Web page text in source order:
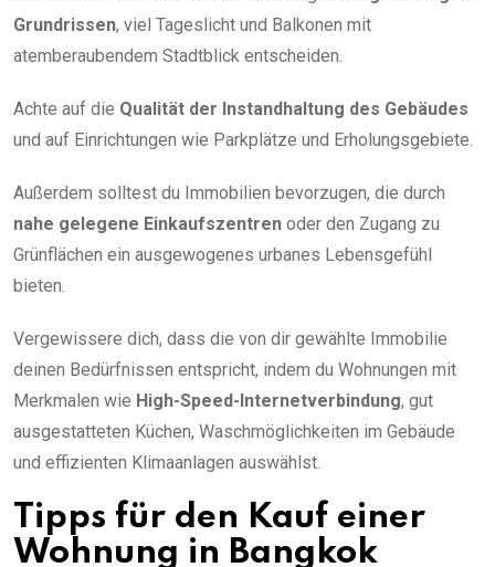
Grundrissen, viel Tageslicht und Balkonen mit
atemberaubendem Stadtblick entscheiden.
Achte auf die Qualität der Instandhaltung des Gebäudes
und auf Einrichtungen wie Parkplätze und Erholungsgebiete.
Außerdem solltest du Immobilien bevorzugen, die durch
nahe gelegene Einkaufszentren oder den Zugang zu
Grünflächen ein ausgewogenes urbanes Lebensgefühl
bieten.
Vergewissere dich, dass die von dir gewählte Immobilie
deinen Bedürfnissen entspricht, indem du Wohnungen mit
Merkmalen wie High-Speed-Internetverbindung, gut
ausgestatteten Küchen, Waschmöglichkeiten im Gebäude
und effizienten Klimaanlagen auswählst.
Tipps für den Kauf einer
Wohnung in Bangkok